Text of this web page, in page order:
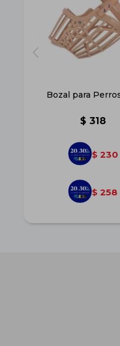
Bozal para
$ 318
$ 230
$ 258